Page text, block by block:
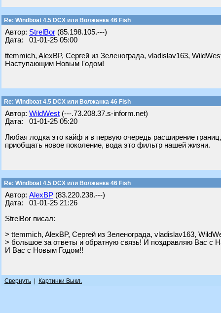
Re: Windboat 4.5 DCX или Волжанка 46 Fish
Автор: StrelBor (85.198.105.---)
Дата: 01-01-25 05:00
ttemmich, AlexBP, Сергей из Зеленограда, vladislav163,
Наступающим Новым Годом!
Re: Windboat 4.5 DCX или Волжанка 46 Fish
Автор: WildWest (---.73.208.37.s-inform.net)
Дата: 01-01-25 05:20
Любая лодка это кайф и в первую очередь расширение
приобщать новое поколение, вода это фильтр нашей жизни.
Re: Windboat 4.5 DCX или Волжанка 46 Fish
Автор: AlexBP (83.220.238.---)
Дата: 01-01-25 21:26
StrelBor писал:
> ttemmich, AlexBP, Сергей из Зеленограда, vladislav163,
> большое за ответы и обратную связь! И поздравляю Вас
И Вас с Новым Годом!!
Свернуть Картинки Выкл.